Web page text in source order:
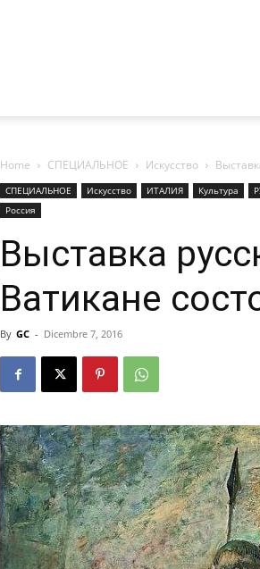
Home СПЕЦИАЛЬНОЕ Искусство
СПЕЦИАЛЬНОЕ Искусство ИТАЛИЯ Культура
Россия
Выставка
Ватикане
By GC - Dicembre 7, 2016